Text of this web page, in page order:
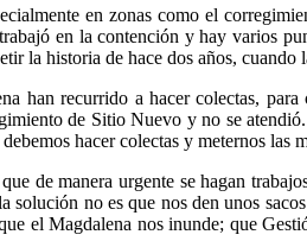
en zonas como el
en la contención y hay varios
la historia de hace dos años, cuando
han recurrido a hacer colectas,
de Sitio Nuevo y no se
hacer colectas y meternos
de manera urgente se hagan
no es que nos den unos
el Magdalena nos inunde; que